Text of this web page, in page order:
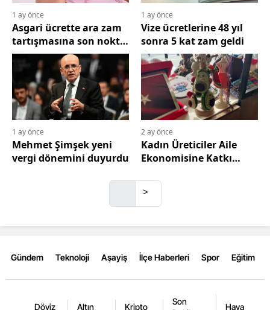
Hatay
Isparta
Mersin
İstanbul
İzmir
Kastamonu
Kırşehir
Kocaeli
Konya
Kütahya
1 ay önce
Asgari ücrette ara zam
tartışmasına son nokta
konuldu
1 ay önce
Vize ücretlerine 48 yıl
sonra 5 kat zam geldi
1 ay önce
Mehmet Şimşek yeni
vergi dönemini duyurdu
2 ay önce
Kadın Üreticiler Aile
Ekonomisine Katkı
>
Gündem Teknoloji Aşayiş İlçe Haberleri Spor Eğitim
Döviz Altın Kripto
Son
Hava